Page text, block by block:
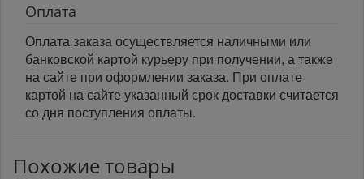
Оплата
Оплата заказа осуществляется наличными или
банковской картой курьеру при получении, а также
на сайте при оформлении заказа. При оплате
картой на сайте указанный срок доставки считается
со дня поступления оплаты.
Похожие товары